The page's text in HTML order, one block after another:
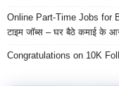
Online Part-Time Jobs for
टाइम जॉब्स – घर बैठे कमाई के
Congratulations on 10K